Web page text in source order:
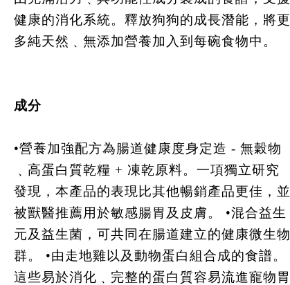
健康的消化系統。釋放狗狗的成長潛能，將更
多純天然﹑無添加營養加入到每碗食物中。
成分
•營養加強配方為腸道健康度身定造 - 無穀物
﹑高蛋白質乾糧 + 凍乾原料。一項獨立研究
發現，本產品的表現比其他暢銷產品更佳，並
被獸醫推薦用於敏感腸胃及皮膚。 •混合益生
元及益生菌，可共同在腸道建立的健康微生物
群。 •由走地雞以及動物蛋白組合成的食譜。
這些易於消化﹑完整的蛋白質容易流進寵物胃